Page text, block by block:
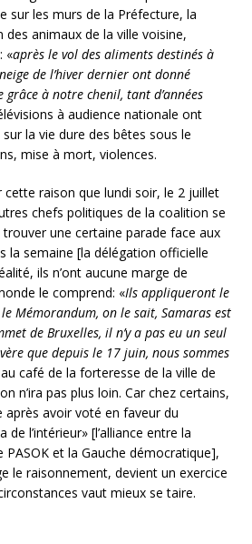
sur les murs de la Préfecture, la
animaux de la ville voisine,
«après le vol des aliments destinés à
de l’hiver dernier ont donné
à notre chenil, tant d’années
à audience nationale ont
la vie dure des bêtes sous le
mise à mort, violences.
cette raison que lundi soir, le 2 juillet
chefs politiques de la coalition se
une certaine parade face aux
la semaine [la délégation officielle
ils n’ont aucune marge de
le comprend: «Ils appliqueront le
Mémorandum, on le sait, Samaras est
de Bruxelles, il n’y a pas eu un seul
que depuis le 17 juin, nous sommes
café de la forteresse de la ville de
n’ira pas plus loin. Car chez certains,
avoir voté en faveur du
l’intérieur» [l’alliance entre la
et la Gauche démocratique],
le raisonnement, devient un exercice
vaut mieux se taire.